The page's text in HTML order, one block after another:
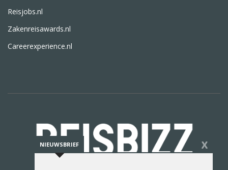
Reisjobs.nl
Zakenreisawards.nl
Careerexperience.nl
NIEUWSBRIEF X